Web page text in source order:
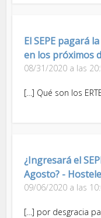
El SEPE pagará
en los próximos
08/31/2020 a las
[…] Qué son los
¿Ingresará el
Agosto? -
09/06/2020 a las
[…] por desgracia